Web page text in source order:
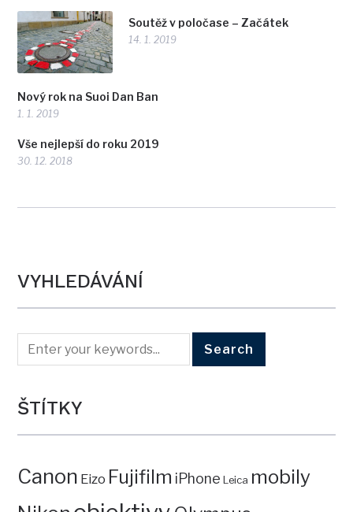
Soutěž v poločase – Začátek
14. 1. 2019
Nový rok na Suoi Dan Ban
1. 1. 2019
Vše nejlepší do roku 2019
30. 12. 2018
VYHLEDÁVÁNÍ
ŠTÍTKY
Canon Eizo Fujifilm iPhone Leica mobily